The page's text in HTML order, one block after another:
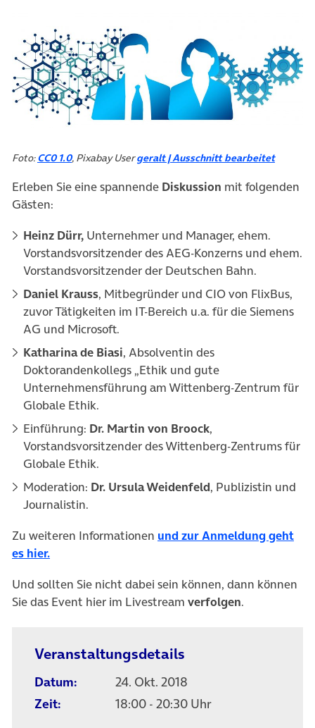
Foto:CC0 1.0, Pixabay Usergeralt | Ausschnitt bearbeitet
Erleben Sie eine spannende Diskussion mit folgenden
Gästen:
Heinz Dürr, Unternehmer und Manager, ehem.
Vorstandsvorsitzender des AEG-Konzerns und ehem.
Vorstandsvorsitzender der Deutschen Bahn.
Daniel Krauss, Mitbegründer und CIO von FlixBus,
zuvor Tätigkeiten im IT-Bereich u.a. für die Siemens
AG und Microsoft.
Katharina de Biasi, Absolventin des
Doktorandenkollegs „Ethik und gute
Unternehmensführung am Wittenberg-Zentrum für
Globale Ethik.
Einführung: Dr. Martin von Broock,
Vorstandsvorsitzender des Wittenberg-Zentrums für
Globale Ethik.
Moderation: Dr. Ursula Weidenfeld, Publizistin und
Journalistin.
Zu weiteren Informationen und zur Anmeldung geht
es hier.(öffnet in neuem Tab)
Und sollten Sie nicht dabei sein können, dann können
Sie das Event hier im Livestream verfolgen.
Veranstaltungsdetails
Datum:
24. Okt. 2018
Zeit:
18:00 - 20:30 Uhr